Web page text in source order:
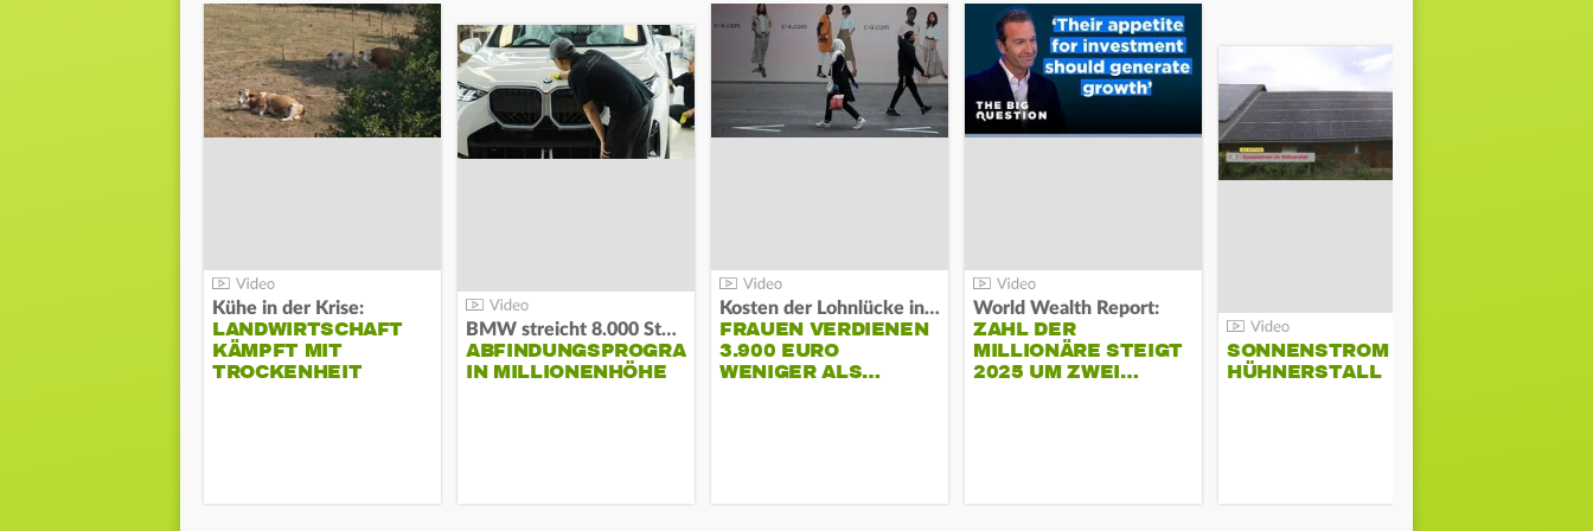
Kühe in der Krise:
LANDWIRTSCHAFT
KÄMPFT MIT
TROCKENHEIT
BMW streicht 8.000 Stellen:
ABFINDUNGSPROGRAMM
IN MILLIONENHÖHE
Kosten der Lohnlücke in der EU:
FRAUEN VERDIENEN
3.900 EURO
WENIGER ALS…
World Wealth Report:
ZAHL DER
MILLIONÄRE STEIGT
2025 UM ZWEI…
SONNENSTROM IM
HÜHNERSTALL